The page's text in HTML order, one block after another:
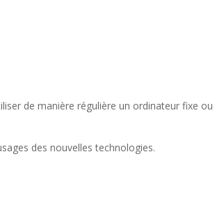
de manière régulière un ordinateur fixe ou
des nouvelles technologies.